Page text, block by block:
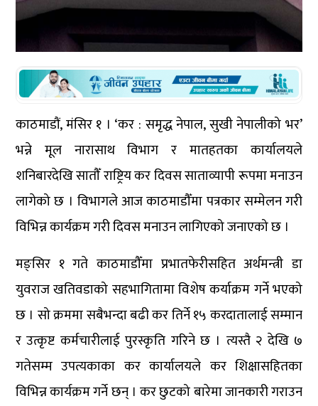
काठमाडौं, मंसिर १ । ‘कर : समृद्ध नेपाल, सुखी नेपालीको भर’
भन्ने मूल नारासाथ विभाग र मातहतका कार्यालयले
शनिबारदेखि सातौँ राष्ट्रिय कर दिवस साताव्यापी रूपमा मनाउन
लागेको छ । विभागले आज काठमाडौँमा पत्रकार सम्मेलन गरी
विभिन्न कार्यक्रम गरी दिवस मनाउन लागिएको जनाएको छ ।
मङ्सिर १ गते काठमाडौँमा प्रभातफेरीसहित अर्थमन्त्री डा
युवराज खतिवडाको सहभागितामा विशेष कर्याक्रम गर्ने भएको
छ । सो क्रममा सबैभन्दा बढी कर तिर्ने १५ करदातालाई सम्मान
र उत्कृष्ट कर्मचारीलाई पुरस्कृति गरिने छ । त्यस्तै २ देखि ७
गतेसम्म उपत्यकाका कर कार्यालयले कर शिक्षासहितका
विभिन्न कार्यक्रम गर्ने छन् । कर छुटको बारेमा जानकारी गराउन